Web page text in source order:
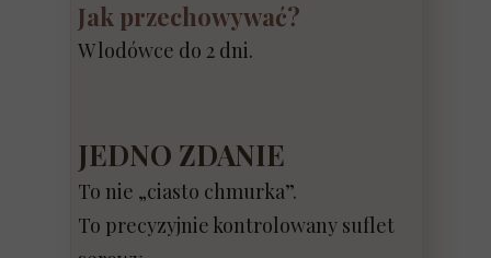
Jak przechowywać?
W lodówce do 2 dni.
JEDNO ZDANIE
To nie „ciasto chmurka”.
To precyzyjnie kontrolowany suflet